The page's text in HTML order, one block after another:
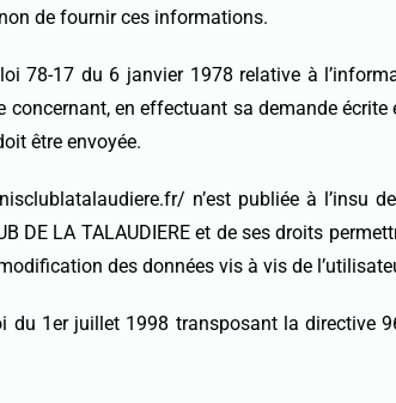
de fournir ces informations.
78-17 du 6 janvier 1978 relative à
en effectuant sa demande
être envoyée.
n’est publiée à l’insu
DE LA TALAUDIERE et de ses droits
des données vis à vis de
du 1er juillet 1998 transposant la